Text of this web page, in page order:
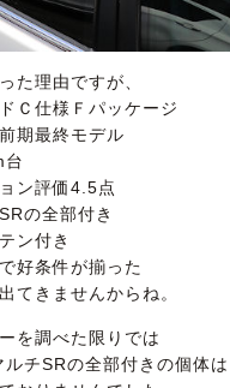
た理由ですが、
Ｃ仕様Ｆパッケージ
期最終モデル
台
ン評価4.5点
の全部付き
ン付き
好条件が揃った
てきませんからね。
を調べた限りでは
チSRの全部付きの個体は